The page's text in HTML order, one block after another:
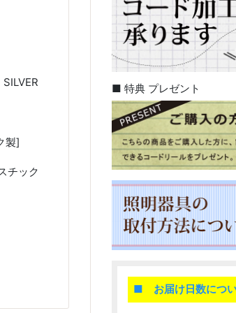
■ 特典 プレゼント
■ お届け日数につ
製]
チック